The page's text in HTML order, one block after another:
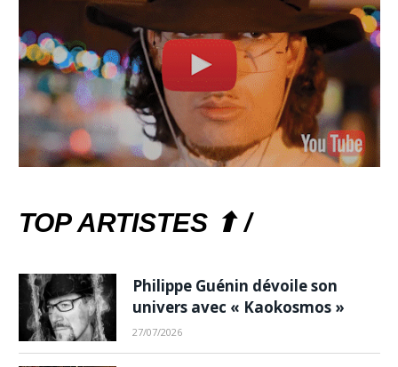
TOP ARTISTES ⬆ /
Philippe Guénin dévoile son
univers avec « Kaokosmos »
27/07/2026